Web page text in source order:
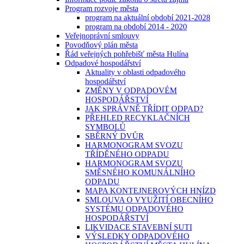
Program rozvoje města
program na aktuální období 2021-2028
program na období 2014 - 2020
Veřejnoprávní smlouvy
Povodňový plán města
Řád veřejných pohřebišť města Hulína
Odpadové hospodářství
Aktuality v oblasti odpadového
hospodářství
ZMĚNY V ODPADOVÉM
HOSPODÁŘSTVÍ
JAK SPRÁVNĚ TŘÍDIT ODPAD?
PŘEHLED RECYKLAČNÍCH
SYMBOLŮ
SBĚRNÝ DVŮR
HARMONOGRAM SVOZU
TŘÍDĚNÉHO ODPADU
HARMONOGRAM SVOZU
SMĚSNÉHO KOMUNÁLNÍHO
ODPADU
MAPA KONTEJNEROVÝCH HNÍZD
SMLOUVA O VYUŽITÍ OBECNÍHO
SYSTÉMU ODPADOVÉHO
HOSPODÁŘSTVÍ
LIKVIDACE STAVEBNÍ SUTI
VÝSLEDKY ODPADOVÉHO